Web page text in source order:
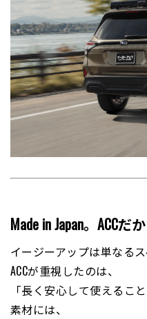
Made in Japan。ACC
イージーアップは単なる
ACCが重視したのは、
「長く安心して使えること
素材には、